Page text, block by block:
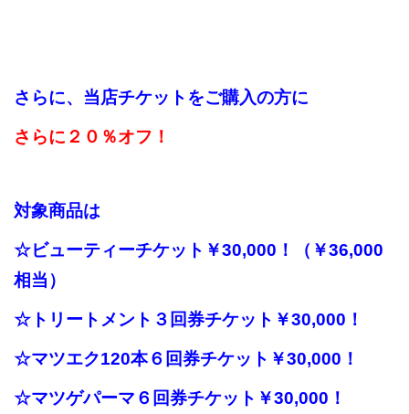
さらに、当店チケットをご購入の方に
さらに２０％オフ！
対象商品は
☆ビューティーチケット￥30,000 ！（￥36,000
相当）
☆トリートメント３回券チケット￥30,000！
☆マツエク120本６回券チケット￥30,000！
☆マツゲパーマ６回券チケット￥30,000！